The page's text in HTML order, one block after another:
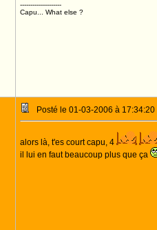
--------------------
Capu... What else ?
Posté le 01-03-2006 à 17:34:20
alors là, t'es court capu, 4
il lui en faut beaucoup plus que ça